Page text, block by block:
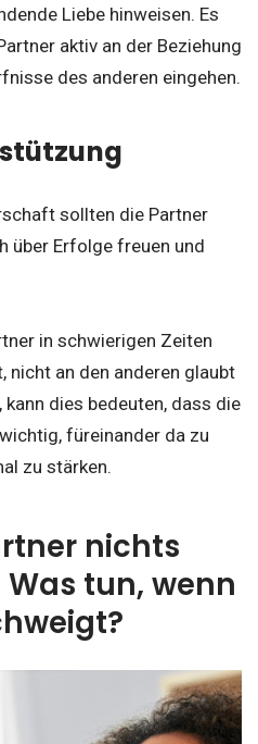
Liebe hinweisen. Es
aktiv an der Beziehung
des anderen eingehen.
sollten die Partner
über Erfolge freuen und
in schwierigen Zeiten
nicht an den anderen glaubt
dies bedeuten, dass die
füreinander da zu
zu stärken.
nichts
tun, wenn